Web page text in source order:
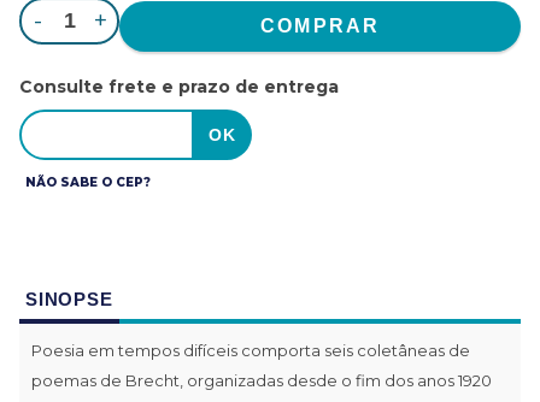
- +
Consulte frete e prazo de entrega
NÃO SABE O CEP?
SINOPSE
Poesia em tempos difíceis comporta seis coletâneas de
poemas de Brecht, organizadas desde o fim dos anos 1920